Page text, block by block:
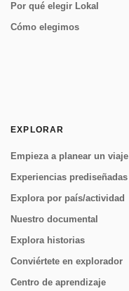
Por qué elegir Lokal
Cómo elegimos
EXPLORAR
Empieza a planear un viaje
Experiencias prediseñadas
Explora por país/actividad
Nuestro documental
Explora historias
Conviértete en explorador
Centro de aprendizaje